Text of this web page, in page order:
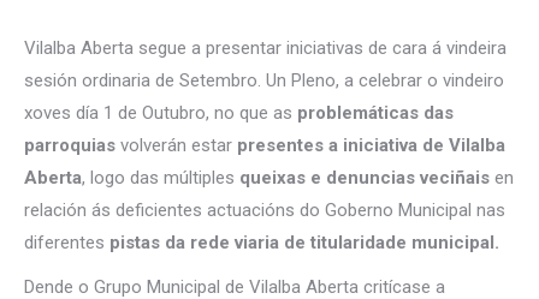
Vilalba Aberta segue a presentar iniciativas de cara á vindeira
sesión ordinaria de Setembro. Un Pleno, a celebrar o vindeiro
xoves día 1 de Outubro, no que as problemáticas das
parroquias volverán estar presentes a iniciativa de Vilalba
Aberta, logo das múltiples queixas e denuncias veciñais en
relación ás deficientes actuacións do Goberno Municipal nas
diferentes pistas da rede viaria de titularidade municipal.
Dende o Grupo Municipal de Vilalba Aberta critícase a